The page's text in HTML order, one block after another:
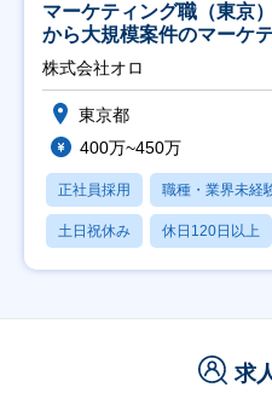
マーケティング職（東京
から大規模案件のマーケ
修充実】
株式会社オロ
東京都
400万~450万
正社員採用 職種・業界未経
土日祝休み 休日120日以上
求